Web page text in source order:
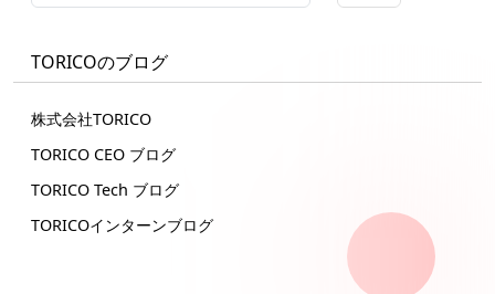
TORICOのブログ
株式会社TORICO
TORICO CEO ブログ
TORICO Tech ブログ
TORICOインターンブログ